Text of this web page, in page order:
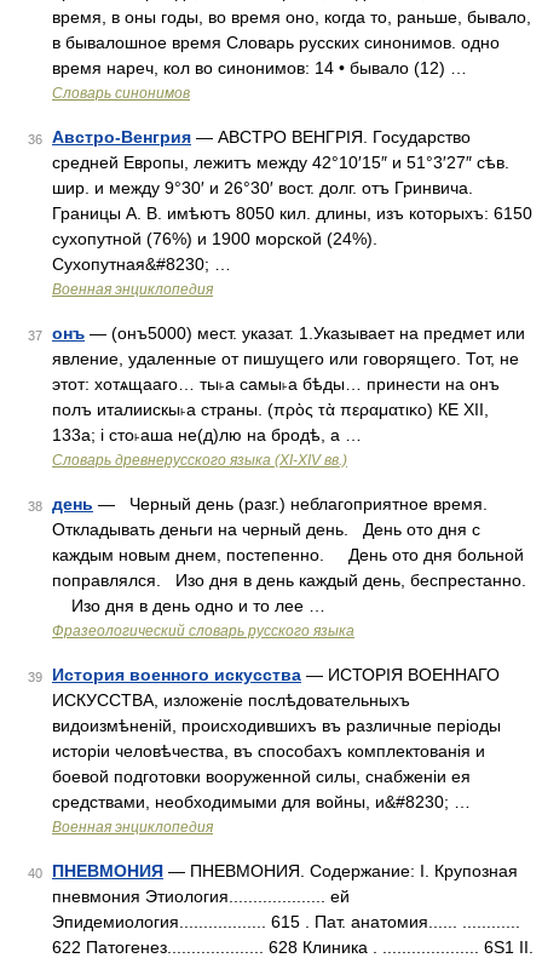
время, в оны годы, во время оно, когда то, раньше, бывало,
в бывалошное время Словарь русских синонимов. одно
время нареч, кол во синонимов: 14 • бывало (12) …
Словарь синонимов
36 Австро-Венгрия — АВСТРО ВЕНГРІЯ. Государство
средней Европы, лежитъ между 42°10′15″ и 51°3′27″ сѣв.
шир. и между 9°30′ и 26°30′ вост. долг. отъ Гринвича.
Границы А. В. имѣютъ 8050 кил. длины, изъ которыхъ: 6150
сухопутной (76%) и 1900 морской (24%).
Сухопутная&#8230; …
Военная энциклопедия
37 онъ — (онъ5000) мест. указат. 1.Указывает на предмет или
явление, удаленные от пишущего или говорящего. Тот, не
этот: хотѧщааго… ты˫а самы˫а бѣды… принести на онъ
полъ италиискы˫а страны. (πρὸς τὰ περαματικο) КЕ XII,
133а; i сто˫аша не(д)лю на бродѣ, а …
Словарь древнерусского языка (XI-XIV вв.)
38 день — Черный день (разг.) неблагоприятное время.
Откладывать деньги на черный день. День ото дня с
каждым новым днем, постепенно. День ото дня больной
поправлялся. Изо дня в день каждый день, беспрестанно.
Изо дня в день одно и то лее …
Фразеологический словарь русского языка
39 История военного искусства — ИСТОРІЯ ВОЕННАГО
ИСКУССТВА, изложеніе послѣдовательныхъ
видоизмѣненій, происходившихъ въ различные періоды
исторіи человѣчества, въ способахъ комплектованія и
боевой подготовки вооруженной силы, снабженіи ея
средствами, необходимыми для войны, и&#8230; …
Военная энциклопедия
40 ПНЕВМОНИЯ — ПНЕВМОНИЯ. Содержание: I. Крупозная
пневмония Этиология.................... ей
Эпидемиология.................. 615 . Пат. анатомия...... ............
622 Патогенез.................... 628 Клиника . .................... 6S1 II.